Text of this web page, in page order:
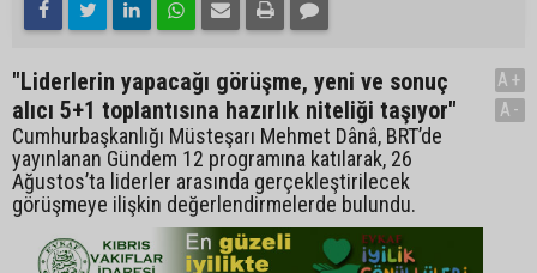
"Liderlerin yapacağı görüşme, yeni ve sonuç
alıcı 5+1 toplantısına hazırlık niteliği taşıyor"
Cumhurbaşkanlığı Müsteşarı Mehmet Dânâ, BRT’de
yayınlanan Gündem 12 programına katılarak, 26
Ağustos’ta liderler arasında gerçekleştirilecek
görüşmeye ilişkin değerlendirmelerde bulundu.
A+
A-